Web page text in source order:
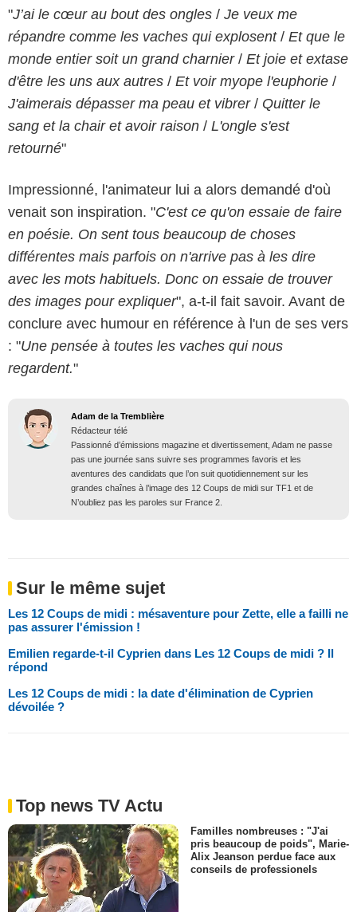
"J’ai le cœur au bout des ongles / Je veux me
répandre comme les vaches qui explosent/ Et que le
monde entier soit un grand charnier / Et joie et extase
d'être les uns aux autres / Et voir myope l'euphorie /
J'aimerais dépasser ma peau et vibrer/ Quitter le
sang et la chair et avoir raison / L'ongle s'est
retourné"
Impressionné, l'animateur lui a alors demandé d'où
venait son inspiration. "C'est ce qu'on essaie de faire
en poésie. On sent tous beaucoup de choses
différentes mais parfois on n'arrive pas à les dire
avec les mots habituels. Donc on essaie de trouver
des images pour expliquer", a-t-il fait savoir. Avant de
conclure avec humour en référence à l'un de ses vers
: "Une pensée à toutes les vaches qui nous
regardent."
Adam de la Tremblière
Rédacteur télé
Passionné d’émissions magazine et divertissement, Adam ne passe
pas une journée sans suivre ses programmes favoris et les
aventures des candidats que l’on suit quotidiennement sur les
grandes chaînes à l’image des 12 Coups de midi sur TF1 et de
N’oubliez pas les paroles sur France 2.
Sur le même sujet
Les 12 Coups de midi : mésaventure pour Zette, elle a failli ne
pas assurer l'émission !
Emilien regarde-t-il Cyprien dans Les 12 Coups de midi ? Il
répond
Les 12 Coups de midi : la date d'élimination de Cyprien
dévoilée ?
Top news TV Actu
Familles nombreuses : "J'ai
pris beaucoup de poids", Marie-
Alix Jeanson perdue face aux
conseils de professionels